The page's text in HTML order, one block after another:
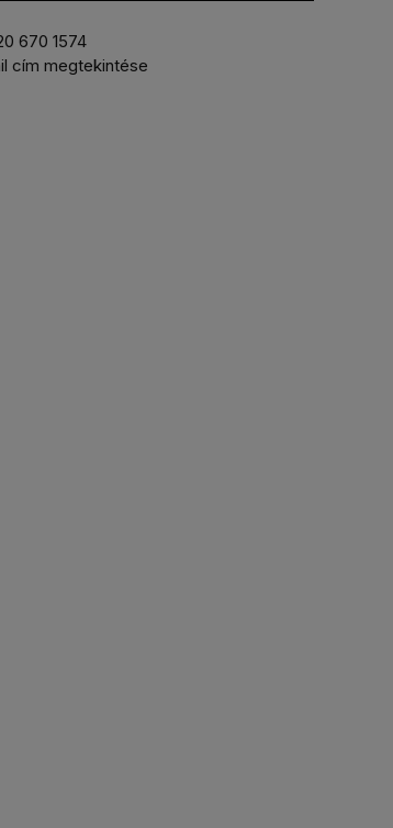
670 1574
cím megtekintése